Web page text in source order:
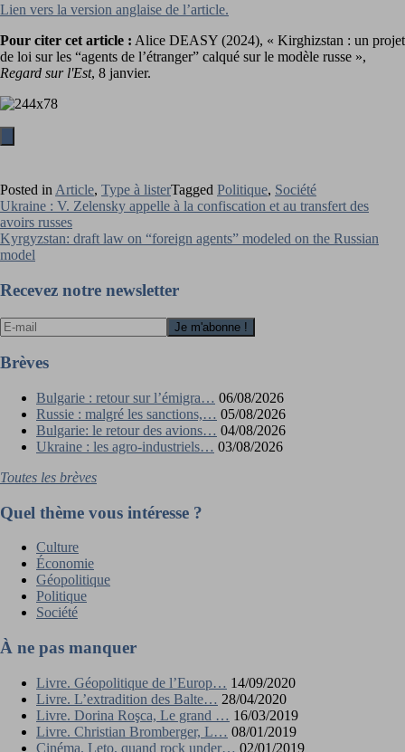
Lien vers la version anglaise de l’article.
Pour citer cet article : Alice DEASY (2024), « Kirghizstan : un projet
de loi sur les “agents de l’étranger” calqué sur le modèle russe »,
Regard sur l'Est, 8 janvier.
Posted in Article, Type à listerTagged Politique, Société
Navigation
de
l’article
Ukraine : V. Zelensky appelle à la confiscation et au transfert des
avoirs russes
Kyrgyzstan: draft law on “foreign agents” modeled on the Russian
model
Recevez notre newsletter
Brèves
Bulgarie : retour sur l’émigra… 06/08/2026
Russie : malgré les sanctions,… 05/08/2026
Bulgarie: le retour des avions… 04/08/2026
Ukraine : les agro-industriels… 03/08/2026
Toutes les brèves
Quel thème vous intéresse ?
Culture
Économie
Géopolitique
Politique
Société
À ne pas manquer
Livre. Géopolitique de l’Europ… 14/09/2020
Livre. L’extradition des Balte… 28/04/2020
Livre. Dorina Roşca, Le grand … 16/03/2019
Livre. Christian Bromberger, L… 08/01/2019
Cinéma. Leto, quand rock under… 02/01/2019